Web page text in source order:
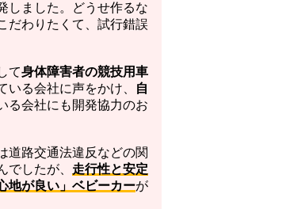
しました。どうせ作るな
だわりたくて、試行錯誤
て身体障害者の競技用車
いる会社に声をかけ、
自
る会社にも開発協力のお
道路交通法違反などの関
でしたが、 走行性と安定
地が良い」ベビーカーが